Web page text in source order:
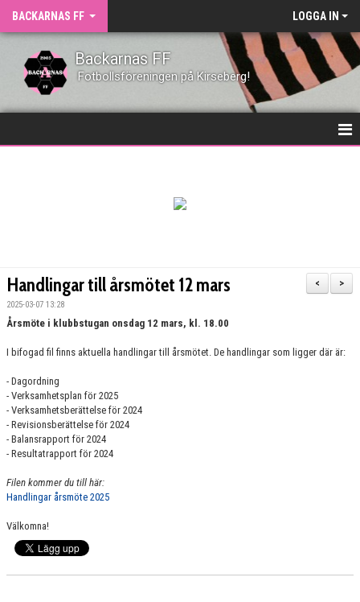
BACKARNAS FF LOGGA IN
Backarnas FF
Fotbollsföreningen på Kirseberg!
KALENDER
SPONSRING
STÖDMEDLEM - BLI VÅR BFF!
>
<
Handlingar till årsmötet 12 mars
2025-03-07 13:28
Årsmöte i klubbstugan onsdag 12 mars, kl. 18.00
I bifogad fil finns aktuella handlingar till årsmötet. De handlingar som ligger där är:
- Dagordning
- Verksamhetsplan för 2025
- Verksamhetsberättelse för 2024
- Revisionsberättelse för 2024
- Balansrapport för 2024
- Resultatrapport för 2024
Filen kommer du till här:
Handlingar årsmöte 2025
Välkomna!